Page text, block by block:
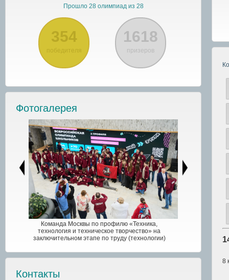
Прошло 28 олимпиад из 28
354
победителя
1618
призеров
Фотогалерея
Команда Москвы по профилю «Техника,
технология и техническое творчество» на
заключительном этапе по труду (технологии)
Контакты
8